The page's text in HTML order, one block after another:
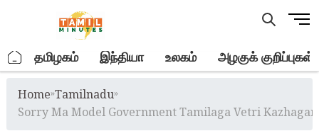
M
u
t
. தமிழகம் இந்தியா உலகம் அழகுக் குறிப்புகள்
Home»Tamilnadu»
Sorry Ma Model Government Tamilaga Vetri